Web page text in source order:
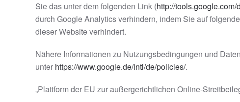
Sie das unter dem folgenden Link (http://
durch Google Analytics verhindern, indem Sie auf
dieser Website verhindert.
Nähere Informationen zu Nutzungsbedingungen und
unter https://www.google.de/intl/de/policies/.
„Plattform der EU zur außergerichtlichen Online-